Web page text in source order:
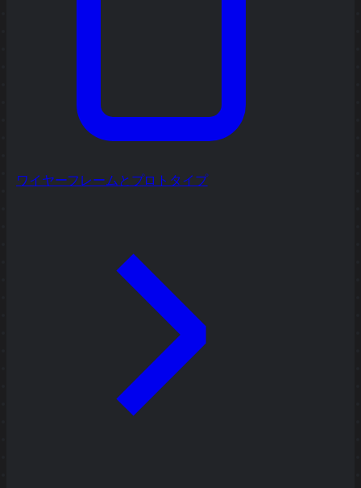
ワイヤーフレームとプロトタイプ